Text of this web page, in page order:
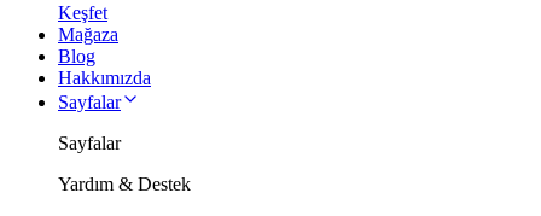
Keşfet
Mağaza
Blog
Hakkımızda
Sayfalar
Sayfalar
Yardım & Destek